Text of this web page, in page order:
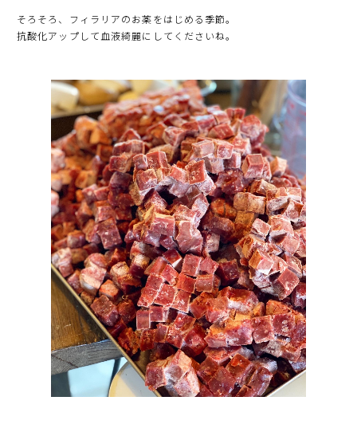
そろそろ、フィラリアのお薬をはじめる季節。
抗酸化アップして血液綺麗にしてくださいね。